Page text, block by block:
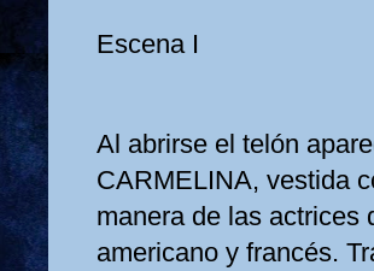
Escena I
Al abrirse el telón
CARMELINA, vestida
manera de las actrices
americano y francés.